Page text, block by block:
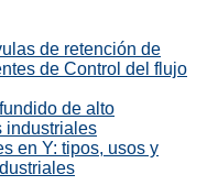
de retención de
de Control del flujo
de alto
industriales
en Y: tipos, usos y